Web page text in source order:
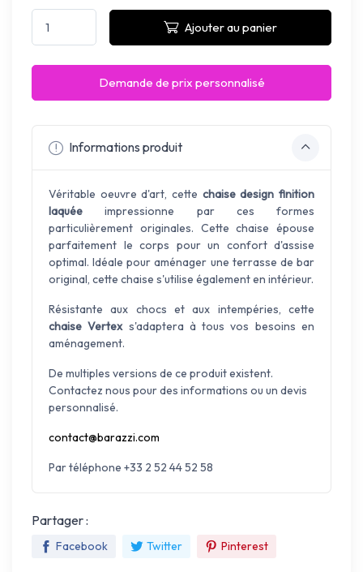
Ajouter au panier
Demande de prix personnalisé
Informations produit
Véritable oeuvre d'art, cette chaise design finition
laquéeimpressionne par ces formes
particulièrement originales. Cette chaise épouse
parfaitement le corps pour un confort d'assise
optimal. Idéale pour aménager une terrasse de bar
original, cette chaise s'utilise également en intérieur.
Résistante aux chocs et aux intempéries, cette
chaise Vertexs'adaptera à tous vos besoins en
aménagement.
De multiples versions de ce produit existent.
Contactez nous pour des informations ou un devis
personnalisé.
contact@barazzi.com
Par téléphone +33 2 52 44 52 58
Partager :
Facebook Twitter Pinterest